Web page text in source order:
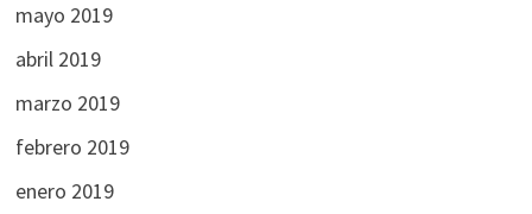
mayo 2019
abril 2019
marzo 2019
febrero 2019
enero 2019